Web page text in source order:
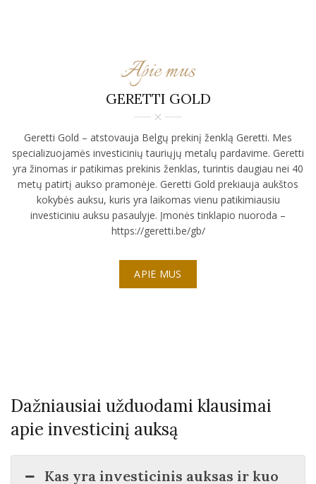
Apie mus
GERETTI GOLD
Geretti Gold – atstovauja Belgų prekinį ženklą Geretti. Mes
specializuojamės investicinių tauriųjų metalų pardavime. Geretti
yra žinomas ir patikimas prekinis ženklas, turintis daugiau nei 40
metų patirtį aukso pramonėje. Geretti Gold prekiauja aukštos
kokybės auksu, kuris yra laikomas vienu patikimiausiu
investiciniu auksu pasaulyje. Įmonės tinklapio nuoroda –
https://geretti.be/gb/
APIE MUS
Dažniausiai užduodami klausimai
apie investicinį auksą
Kas yra investicinis auksas ir kuo